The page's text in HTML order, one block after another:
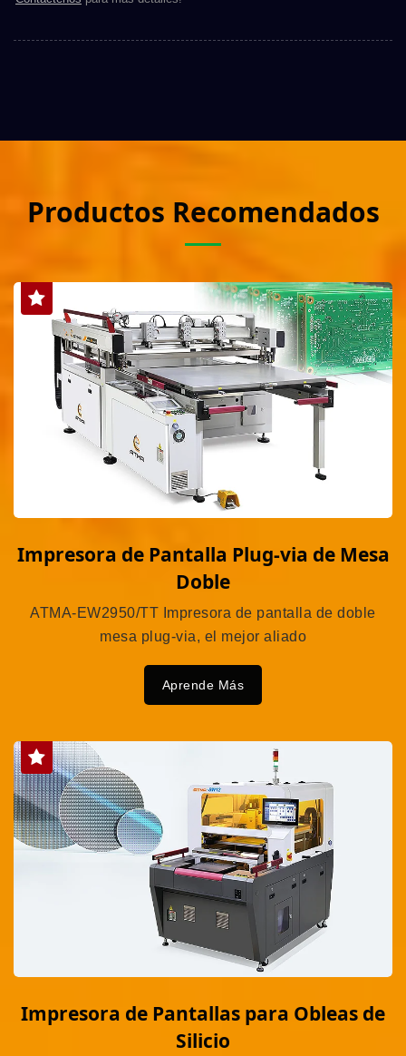
Productos Recomendados
Impresora de Pantalla Plug-via de Mesa
Doble
ATMA-EW2950/TT Impresora de pantalla de doble
mesa plug-via, el mejor aliado
Aprende Más
Impresora de Pantallas para Obleas de
Silicio